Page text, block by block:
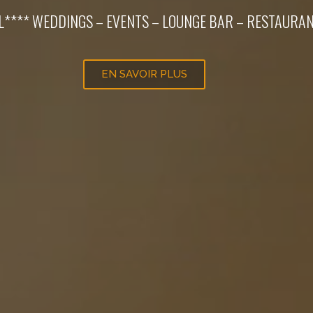
WEDDINGS – EVENTS – LOUNGE BAR –
EN SAVOIR PLUS